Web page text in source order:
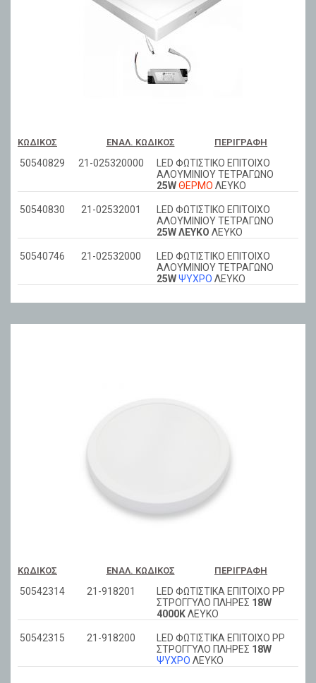
ΚΩΔΙΚΌΣ ΕΝΑΛ. ΚΩΔΙΚΌΣ ΠΕΡΙΓΡΑΦΉ
50540829 21-025320000
LED ΦΩΤΙΣΤΙΚΟ ΕΠΙΤΟΙΧΟ
ΑΛΟΥΜΙΝΙΟΥ ΤΕΤΡΑΓΩΝΟ
25WΘΕΡΜΟ ΛΕΥΚΟ
50540830 21-02532001
LED ΦΩΤΙΣΤΙΚΟ ΕΠΙΤΟΙΧΟ
ΑΛΟΥΜΙΝΙΟΥ ΤΕΤΡΑΓΩΝΟ
25W ΛΕΥΚΟ ΛΕΥΚΟ
50540746 21-02532000
LED ΦΩΤΙΣΤΙΚΟ ΕΠΙΤΟΙΧΟ
ΑΛΟΥΜΙΝΙΟΥ ΤΕΤΡΑΓΩΝΟ
25WΨΥΧΡΟ ΛΕΥΚΟ
ΚΩΔΙΚΌΣ ΕΝΑΛ. ΚΩΔΙΚΌΣ ΠΕΡΙΓΡΑΦΉ
50542314 21-918201
LED ΦΩΤΙΣΤΙΚΑ ΕΠΙΤΟΙΧΟ PP
ΣΤΡΟΓΓΥΛΟ ΠΛΗΡΕΣ 18W
4000KΛΕΥΚΟ
50542315 21-918200
LED ΦΩΤΙΣΤΙΚΑ ΕΠΙΤΟΙΧΟ PP
ΣΤΡΟΓΓΥΛΟ ΠΛΗΡΕΣ 18W
ΨΥΧΡΟ ΛΕΥΚΟ